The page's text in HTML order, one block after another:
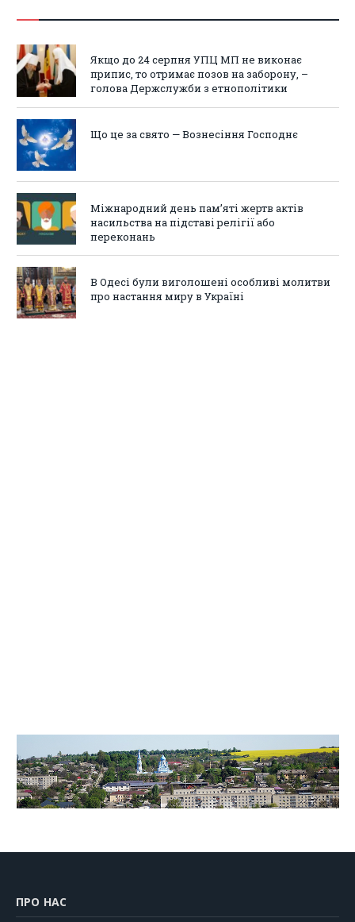
Якщо до 24 серпня УПЦ МП не виконає
припис, то отримає позов на заборону, –
голова Держслужби з етнополітики
Що це за свято — Вознесіння Господнє
Міжнародний день пам’яті жертв актів
насильства на підставі релігії або
переконань
В Одесі були виголошені особливі молитви
про настання миру в Україні
ПРО НАС